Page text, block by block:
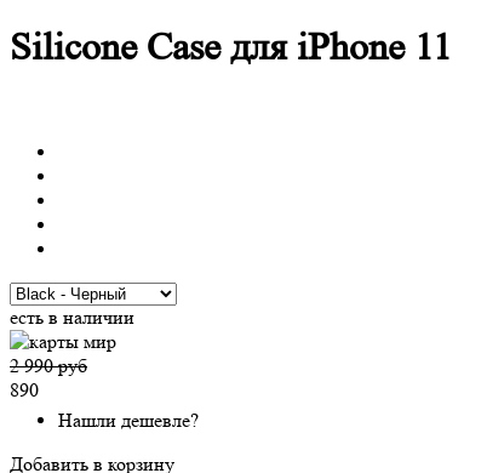
Silicone Case для iPhone 11
есть в наличии
2 990 руб
890
Нашли дешевле?
Добавить в корзину